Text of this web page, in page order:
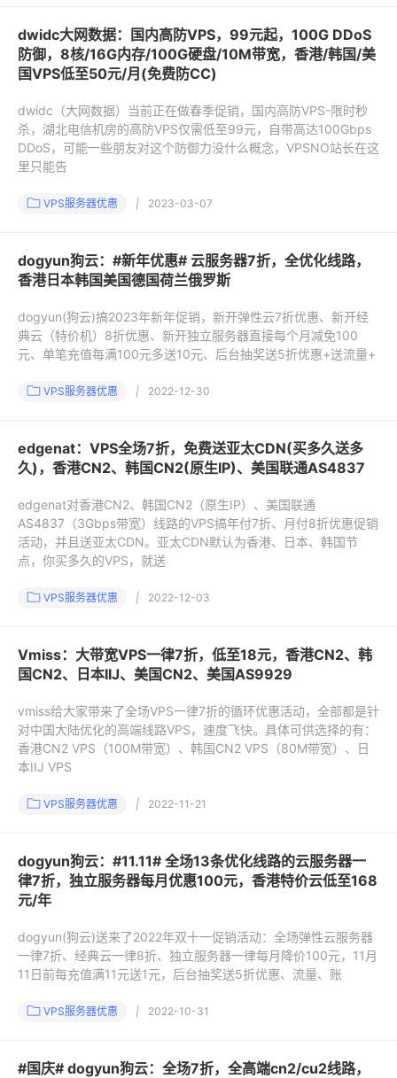
dwidc大网数据：国内高防VPS，99元起，100G DDoS
防御，8核/16G内存/100G硬盘/10M带宽，香港/韩国/美
国VPS低至50元/月(免费防CC)
dwidc（大网数据）当前正在做春季促销，国内高防VPS-限时秒
杀，湖北电信机房的高防VPS仅需低至99元，自带高达100Gbps
DDoS，可能一些朋友对这个防御力没什么概念，VPSNO站长在这
里只能告
VPS服务器优惠 | 2023-03-07
dogyun狗云：#新年优惠# 云服务器7折，全优化线路，
香港日本韩国美国德国荷兰俄罗斯
dogyun(狗云)搞2023年新年促销，新开弹性云7折优惠、新开经
典云（特价机）8折优惠、新开独立服务器直接每个月减免100
元、单笔充值每满100元多送10元、后台抽奖送5折优惠+送流量+
VPS服务器优惠 | 2022-12-30
edgenat：VPS全场7折，免费送亚太CDN(买多久送多
久)，香港CN2、韩国CN2(原生IP)、美国联通AS4837
edgenat对香港CN2、韩国CN2（原生IP）、美国联通
AS4837（3Gbps带宽）线路的VPS搞年付7折、月付8折优惠促销
活动，并且送亚太CDN。亚太CDN默认为香港、日本、韩国节
点，你买多久的VPS，就送
VPS服务器优惠 | 2022-12-03
Vmiss：大带宽VPS一律7折，低至18元，香港CN2、韩
国CN2、日本IIJ、美国CN2、美国AS9929
vmiss给大家带来了全场VPS一律7折的循环优惠活动，全部都是针
对中国大陆优化的高端线路VPS，速度飞快。具体可供选择的有：
香港CN2 VPS（100M带宽）、韩国CN2 VPS（80M带宽）、日
本IIJ VPS
VPS服务器优惠 | 2022-11-21
dogyun狗云：#11.11# 全场13条优化线路的云服务器一
律7折，独立服务器每月优惠100元，香港特价云低至168
元/年
dogyun(狗云)送来了2022年双十一促销活动：全场弹性云服务器
一律7折、经典云一律8折、独立服务器一律每月降价100元，11月
11日前每充值满11元送1元，后台抽奖送5折优惠、流量、账
VPS服务器优惠 | 2022-10-31
#国庆# dogyun狗云：全场7折，全高端cn2/cu2线路，